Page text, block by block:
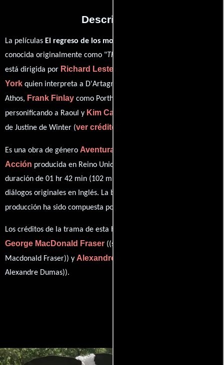
Descripción
La películas El regreso de los mosqueteros
conocida originalmente como "The Return of the Musketeers
está dirigida por Richard Lester
York quien interpreta a D'Artagnan,
Athos, Frank Finlay como Porthos,
personificando a Raoul y Kim Cattrall
de Justine de Winter (ver créditos completos
Es una obra de género Aventura
Acción producida en Reino Unido, España y Francia. Con una
duración de 01 hr 42 min (102 minutos), esta película tiene
diálogos originales en Inglés. La banda sonora para esta
producción ha sido compuesta por
Los créditos de la trama de esta historia están divididos entre
George MacDonald Fraser ((screenplay) (as George
Macdonald Fraser)) y Alexandre Dumas père
Alexandre Dumas)).